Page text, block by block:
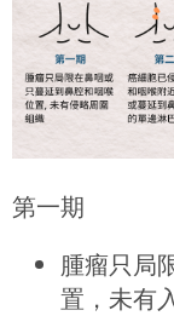
第一期
腫瘤只局
置，未有